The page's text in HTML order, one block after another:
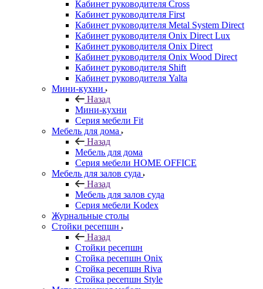
Кабинет руководителя Cross
Кабинет руководителя First
Кабинет руководителя Metal System Direct
Кабинет руководителя Onix Direct Lux
Кабинет руководителя Onix Direct
Кабинет руководителя Onix Wood Direct
Кабинет руководителя Shift
Кабинет руководителя Yalta
Мини-кухни
Назад
Мини-кухни
Серия мебели Fit
Мебель для дома
Назад
Мебель для дома
Серия мебели HOME OFFICE
Мебель для залов суда
Назад
Мебель для залов суда
Серия мебели Kodex
Журнальные столы
Стойки ресепшн
Назад
Стойки ресепшн
Стойка ресепшн Onix
Стойка ресепшн Riva
Стойка ресепшн Style